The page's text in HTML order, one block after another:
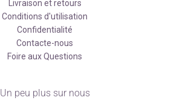
Livraison et retours
Conditions d'utilisation
Confidentialité
Contacte-nous
Foire aux Questions
Un peu plus sur nous